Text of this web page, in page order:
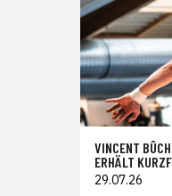
VINCENT
ERHÄLT
29.07.26